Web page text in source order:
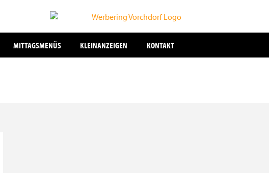
MITTAGSMENÜS KLEINANZEIGEN KONTAKT